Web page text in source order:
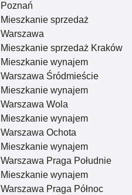
Poznań
Mieszkanie sprzedaż
Warszawa
Mieszkanie sprzedaż Kraków
Mieszkanie wynajem
Warszawa Śródmieście
Mieszkanie wynajem
Warszawa Wola
Mieszkanie wynajem
Warszawa Ochota
Mieszkanie wynajem
Warszawa Praga Południe
Mieszkanie wynajem
Warszawa Praga Północ